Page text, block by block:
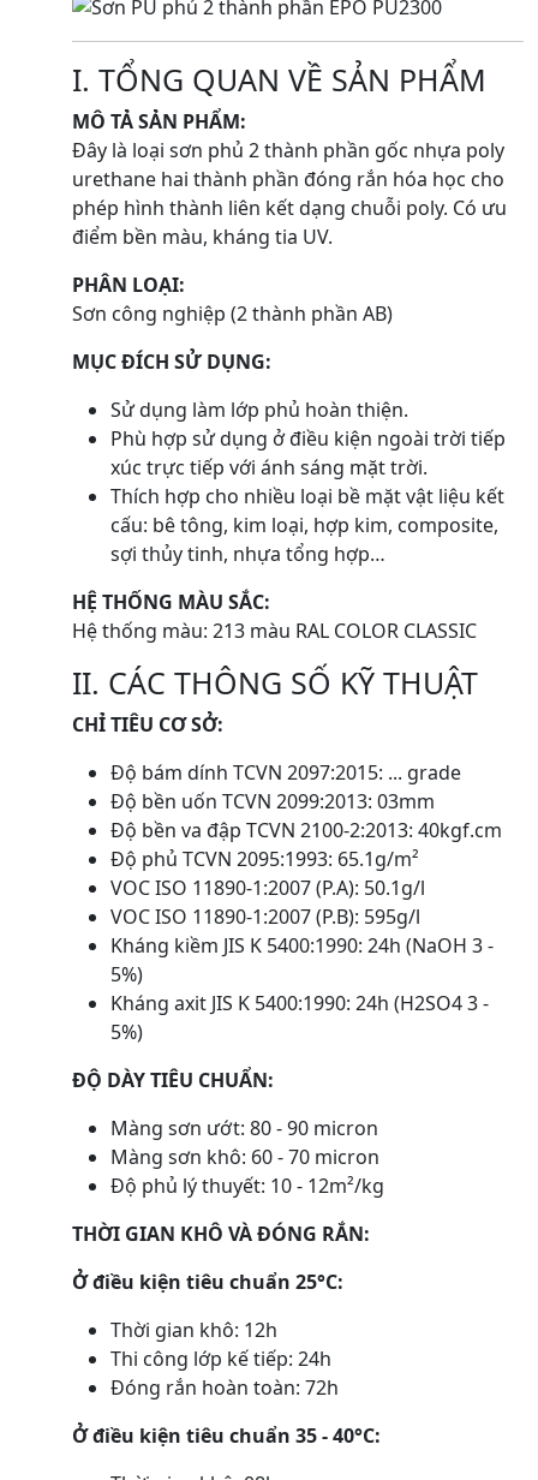
I. TỔNG QUAN VỀ SẢN PHẨM
MÔ TẢ SẢN PHẨM:
Đây là loại sơn phủ 2 thành phần gốc nhựa poly
urethane hai thành phần đóng rắn hóa học cho
phép hình thành liên kết dạng chuỗi poly. Có ưu
điểm bền màu, kháng tia UV.
PHÂN LOẠI:
Sơn công nghiệp (2 thành phần AB)
MỤC ĐÍCH SỬ DỤNG:
Sử dụng làm lớp phủ hoàn thiện.
Phù hợp sử dụng ở điều kiện ngoài trời tiếp
xúc trực tiếp với ánh sáng mặt trời.
Thích hợp cho nhiều loại bề mặt vật liệu kết
cấu: bê tông, kim loại, hợp kim, composite,
sợi thủy tinh, nhựa tổng hợp…
HỆ THỐNG MÀU SẮC:
Hệ thống màu: 213 màu RAL COLOR CLASSIC
II. CÁC THÔNG SỐ KỸ THUẬT
CHỈ TIÊU CƠ SỞ:
Độ bám dính TCVN 2097:2015: ... grade
Độ bền uốn TCVN 2099:2013: 03mm
Độ bền va đập TCVN 2100-2:2013: 40kgf.cm
Độ phủ TCVN 2095:1993: 65.1g/m²
VOC ISO 11890-1:2007 (P.A): 50.1g/l
VOC ISO 11890-1:2007 (P.B): 595g/l
Kháng kiềm JIS K 5400:1990: 24h (NaOH 3 -
5%)
Kháng axit JIS K 5400:1990: 24h (H2SO4 3 -
5%)
ĐỘ DÀY TIÊU CHUẨN:
Màng sơn ướt: 80 - 90 micron
Màng sơn khô: 60 - 70 micron
Độ phủ lý thuyết: 10 - 12m²/kg
THỜI GIAN KHÔ VÀ ĐÓNG RẮN:
Ở điều kiện tiêu chuẩn 25°C:
Thời gian khô: 12h
Thi công lớp kế tiếp: 24h
Đóng rắn hoàn toàn: 72h
Ở điều kiện tiêu chuẩn 35 - 40°C: